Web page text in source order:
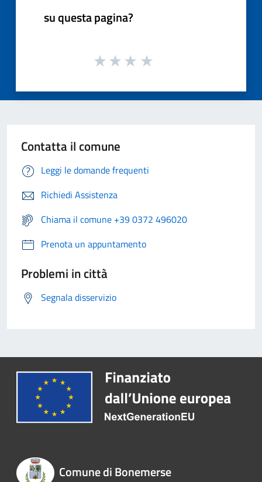
su questa pagina?
Contatta il comune
Leggi le domande frequenti
Richiedi Assistenza
Chiama il comune +39 0372 496020
Prenota un appuntamento
Problemi in città
Segnala disservizio
Comune di Bonemerse